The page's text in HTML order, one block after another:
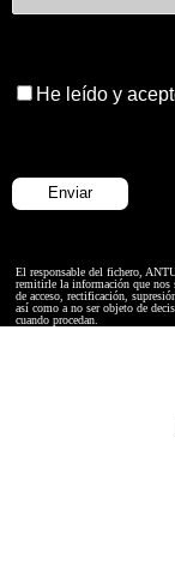
He leído y
El responsable del fichero,
remitirle la información que nos
de acceso, rectificación,
así como a no ser objeto de
cuando procedan.